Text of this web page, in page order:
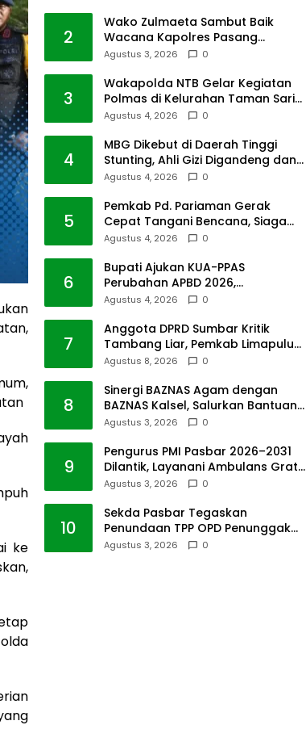
ke
2
Wako Zulmaeta Sambut Baik
Wacana Kapolres Pasang
Kamera Pantau Lalin
Agustus 3, 2026 0
3
Wakapolda NTB Gelar Kegiatan
Polmas di Kelurahan Taman Sari
Ampenan
Agustus 4, 2026 0
4
MBG Dikebut di Daerah Tinggi
Stunting, Ahli Gizi Digandeng dan
Riset Disiapkan
Agustus 4, 2026 0
5
Pemkab Pd. Pariaman Gerak
Cepat Tangani Bencana, Siaga
Cuaca Ekstrem
Agustus 4, 2026 0
6
Bupati Ajukan KUA-PPAS
Perubahan APBD 2026,
Pendapatan Pasbar Naik 15
Agustus 4, 2026 0
7
Anggota DPRD Sumbar Kritik
Tambang Liar, Pemkab Limapuluh
Kota Pilih Diam
Agustus 8, 2026 0
8
Sinergi BAZNAS Agam dengan
BAZNAS Kalsel, Salurkan Bantuan
Bencana Alam
Agustus 3, 2026 0
9
Pengurus PMI Pasbar 2026–2031
Dilantik, Layanani Ambulans Gratis
ke Padang
Agustus 3, 2026 0
10
Sekda Pasbar Tegaskan
Penundaan TPP OPD Penunggak
Pajak Kendaraan Dinas
Agustus 3, 2026 0